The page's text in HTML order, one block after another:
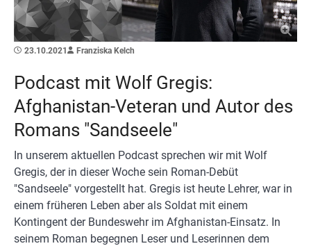
23.10.2021 Franziska Kelch
Podcast mit Wolf Gregis:
Afghanistan-Veteran und Autor des
Romans "Sandseele"
In unserem aktuellen Podcast sprechen wir mit Wolf
Gregis, der in dieser Woche sein Roman-Debüt
"Sandseele" vorgestellt hat. Gregis ist heute Lehrer, war in
einem früheren Leben aber als Soldat mit einem
Kontingent der Bundeswehr im Afghanistan-Einsatz. In
seinem Roman begegnen Leser und Leserinnen dem